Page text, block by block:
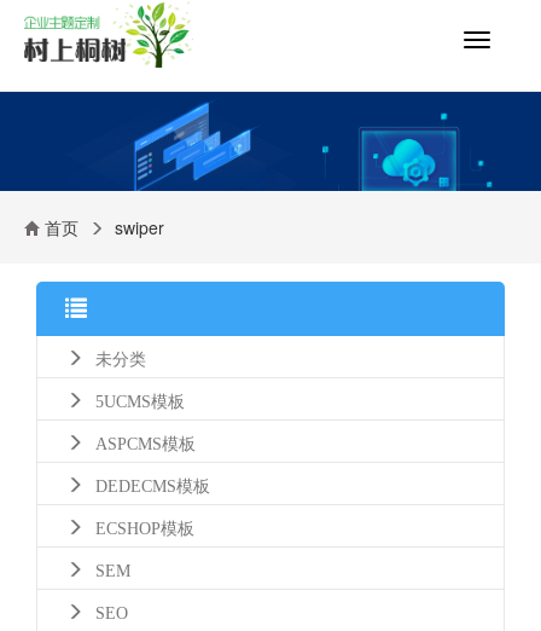
切
导
首页 swiper
未分类
5UCMS模板
ASPCMS模板
DEDECMS模板
ECSHOP模板
SEM
SEO